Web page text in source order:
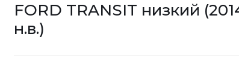
FORD TRANSIT низкий
н.в.)